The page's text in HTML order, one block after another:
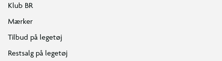
Klub BR
Mærker
Tilbud på legetøj
Restsalg på legetøj